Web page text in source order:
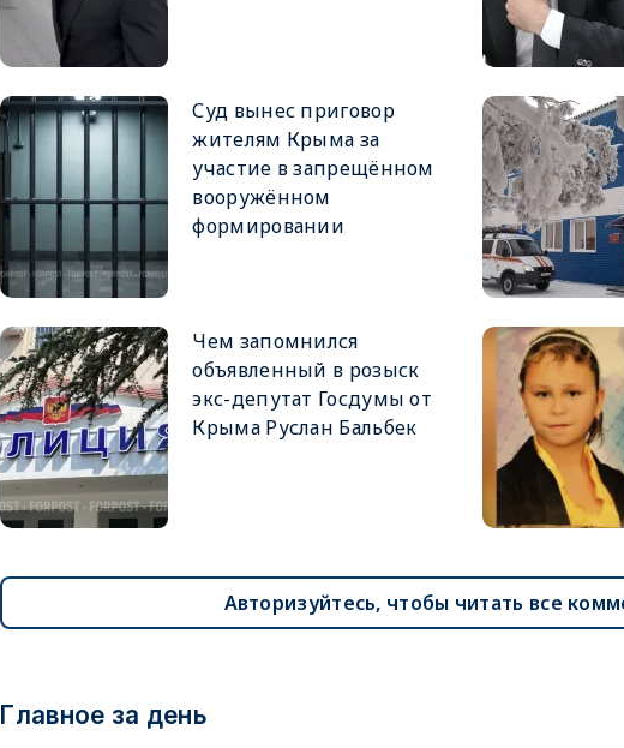
Суд вынес приговор
жителям Крыма за
участие в запрещённом
вооружённом
формировании
Чем запомнился
объявленный в розыск
экс-депутат Госдумы от
Крыма Руслан Бальбек
Авторизуйтесь, чтобы читать все
Главное за день